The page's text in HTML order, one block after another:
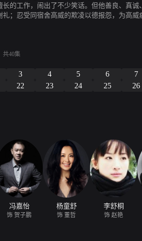
长的工作，闹出了不少笑话。但他善良、真
礼；忍受同宿舍高威的欺凌以德报怨，为高
共40集
3 4 5 6 7
22 23 24 25 26
冯嘉怡
饰 贺子鹏
杨童舒
饰 董哲
李舒桐
饰 赵艳